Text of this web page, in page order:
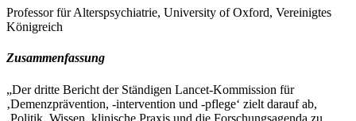
Professor für Alterspsychiatrie, University of Oxford, Vereinigtes
Königreich
Zusammenfassung
„Der dritte Bericht der Ständigen Lancet-Kommission für
‚Demenzprävention, -intervention und -pflege‘ zielt darauf ab,
‚Politik, Wissen, klinische Praxis und die Forschungsagenda zu